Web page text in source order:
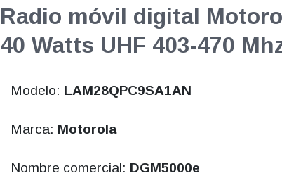
Radio móvil digital
40 Watts UHF 403-470
Modelo: LAM28QPC9SA1AN
Marca: Motorola
Nombre comercial: DGM5000e